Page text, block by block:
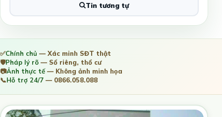
Tin tương tự
✅Chính chủ — Xác minh SĐT thật
🛡️Pháp lý rõ — Sổ riêng, thổ cư
📷Ảnh thực tế— Không ảnh minh họa
📞Hỗ trợ 24/7 — 0866.058.088